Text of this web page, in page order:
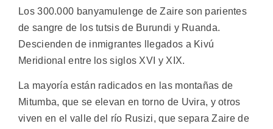
Los 300.000 banyamulenge de Zaire son parientes
de sangre de los tutsis de Burundi y Ruanda.
Descienden de inmigrantes llegados a Kivú
Meridional entre los siglos XVI y XIX.
La mayoría están radicados en las montañas de
Mitumba, que se elevan en torno de Uvira, y otros
viven en el valle del río Rusizi, que separa Zaire de